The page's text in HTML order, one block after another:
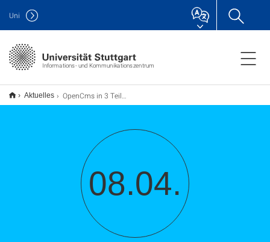
Informations- und Kommunikationszentrum
Uni
Aktuelles OpenCms in 3 Teilen: Teil I.+ II.+ III.
08.04.